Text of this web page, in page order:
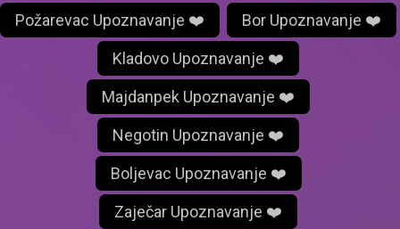
Požarevac Upoznavanje ❤️ Bor Upoznavanje ❤️
Kladovo Upoznavanje ❤️
Majdanpek Upoznavanje ❤️
Negotin Upoznavanje ❤️
Boljevac Upoznavanje ❤️
Zaječar Upoznavanje ❤️